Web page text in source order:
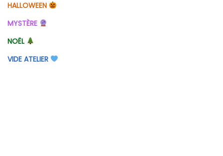
HALLOWEEN
MYSTÈRE
NOËL
VIDE ATELIER